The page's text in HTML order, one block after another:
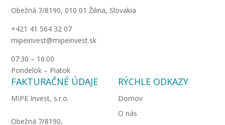
Obežná 7/8190, 010 01 Žilina, Slovakia
+421 41 564 32 07
mipeinvest@mipeinvest.sk
07:30 – 16:00
Pondelok – Piatok
FAKTURAČNÉ ÚDAJE
MIPE Invest, s.r.o.
Obežná 7/8190,
RÝCHLE ODKAZY
Domov
O nás